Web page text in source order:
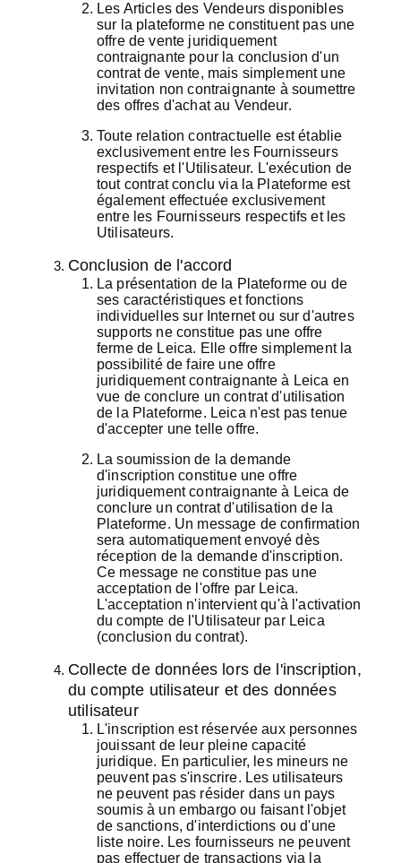
Les Articles des Vendeurs disponibles
sur la plateforme ne constituent pas une
offre de vente juridiquement
contraignante pour la conclusion d'un
contrat de vente, mais simplement une
invitation non contraignante à soumettre
des offres d'achat au Vendeur.
Toute relation contractuelle est établie
exclusivement entre les Fournisseurs
respectifs et l'Utilisateur. L'exécution de
tout contrat conclu via la Plateforme est
également effectuée exclusivement
entre les Fournisseurs respectifs et les
Utilisateurs.
Conclusion de l'accord
La présentation de la Plateforme ou de
ses caractéristiques et fonctions
individuelles sur Internet ou sur d'autres
supports ne constitue pas une offre
ferme de Leica. Elle offre simplement la
possibilité de faire une offre
juridiquement contraignante à Leica en
vue de conclure un contrat d'utilisation
de la Plateforme. Leica n'est pas tenue
d'accepter une telle offre.
La soumission de la demande
d'inscription constitue une offre
juridiquement contraignante à Leica de
conclure un contrat d'utilisation de la
Plateforme. Un message de confirmation
sera automatiquement envoyé dès
réception de la demande d'inscription.
Ce message ne constitue pas une
acceptation de l'offre par Leica.
L'acceptation n'intervient qu'à l'activation
du compte de l'Utilisateur par Leica
(conclusion du contrat).
Collecte de données lors de l'inscription,
du compte utilisateur et des données
utilisateur
L'inscription est réservée aux personnes
jouissant de leur pleine capacité
juridique. En particulier, les mineurs ne
peuvent pas s'inscrire. Les utilisateurs
ne peuvent pas résider dans un pays
soumis à un embargo ou faisant l'objet
de sanctions, d'interdictions ou d'une
liste noire. Les fournisseurs ne peuvent
pas effectuer de transactions via la